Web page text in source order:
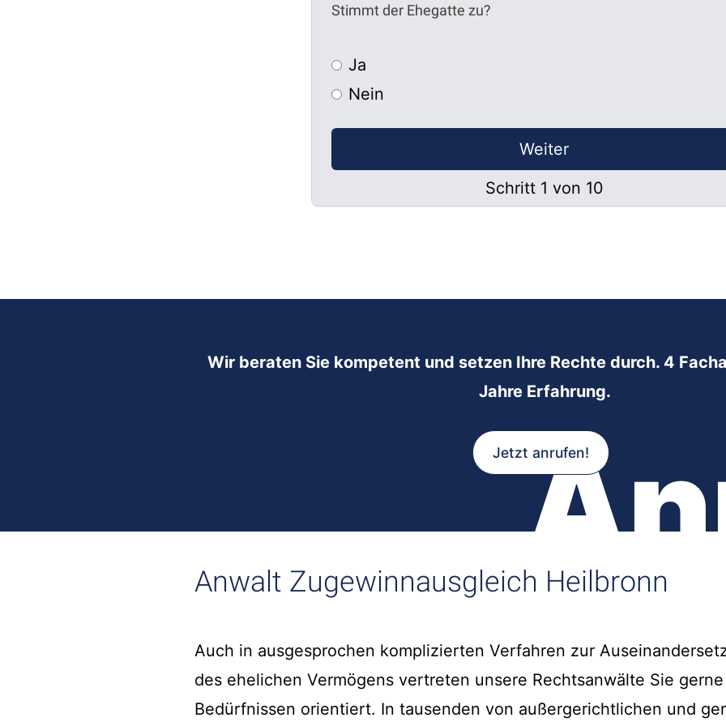
Stimmt der Ehegatte zu?
Ja
Nein
Weiter
Schritt 1 von 10
Wir beraten Sie kompetent und setzen Ihre Rechte durch. 4
Jahre Erfahrung.
Jetzt anrufen!
Anwalt Zugewinnausgleich Heilbronn
Auch in ausgesprochen komplizierten Verfahren zur
des ehelichen Vermögens vertreten unsere Rechtsanwälte Sie
Bedürfnissen orientiert. In tausenden von außergerichtlichen und